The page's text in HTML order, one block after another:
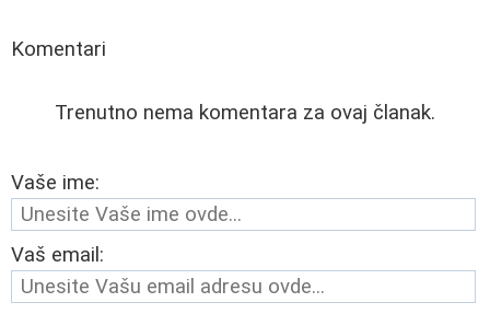
Komentari
Trenutno nema komentara za ovaj članak.
Vaše ime:
Vaš email: